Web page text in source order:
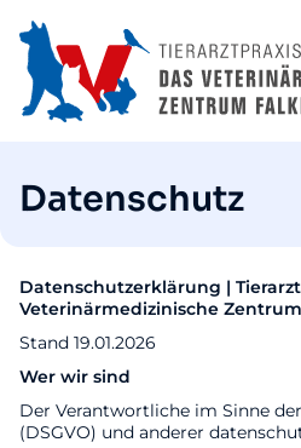
Datenschutz
Datenschutzerklärung |
Veterinärmedizinische
Stand 19.01.2026
Wer wir sind
Der Verantwortliche im Sinne
(DSGVO) und anderer